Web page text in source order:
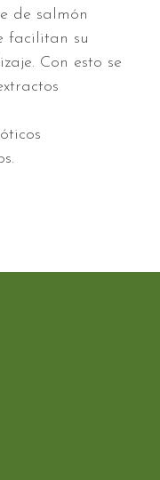
de salmón
facilitan su
Con esto se